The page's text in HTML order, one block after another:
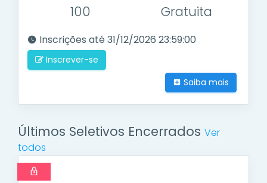
100 Gratuita
Inscrições até 31/12/2026 23:59:00
Inscrever-se
Saiba mais
Últimos Seletivos Encerrados Ver
todos